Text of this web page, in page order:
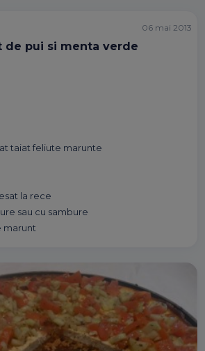
de pui si menta verde
taiat feliute marunte
la rece
sau cu sambure
marunt
06 mai 2013